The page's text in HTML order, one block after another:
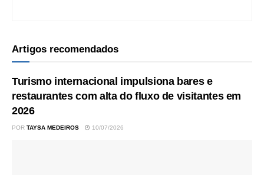
Artigos recomendados
Turismo internacional impulsiona bares e
restaurantes com alta do fluxo de visitantes em
2026
POR TAYSA MEDEIROS 10/07/2026